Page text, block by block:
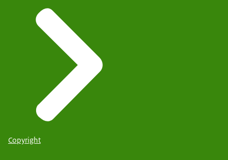
Copyright